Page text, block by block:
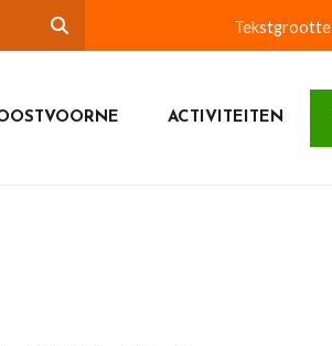
Tekstgrootte
ACTIVITEITEN